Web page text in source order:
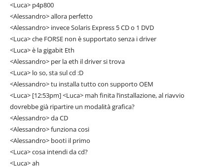
<Luca> p4p800
<Alessandro> allora perfetto
<Alessandro> invece Solaris Express 5 CD o 1 DVD
<Luca> che FORSE non è supportato senza i driver
<Luca> è la gigabit Eth
<Alessandro> per la eth il driver si trova
<Luca> lo so, sta sul cd :D
<Alessandro> tu installa tutto con supporto OEM
<Luca> [12:53pm] <Luca> mah finita l’installazione, al riavvio
dovrebbe già ripartire un modalità grafica?
<Alessandro> da CD
<Alessandro> funziona cosi
<Alessandro> booti il primo
<Luca> cosa intendi da cd?
<Luca> ah